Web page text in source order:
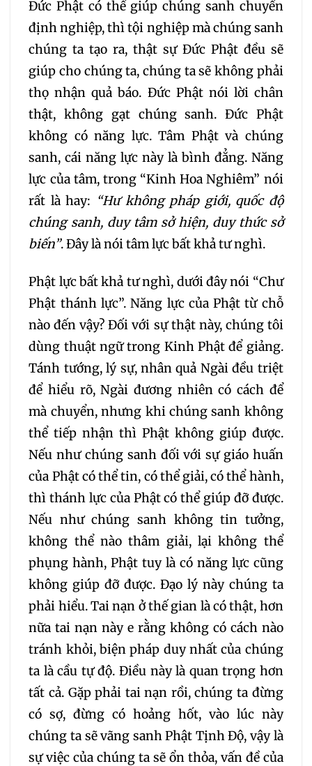
124 125 126 127
128 129 130 131
132 133 134 135
136 137 138 139
140 142 143
144 145 146 147
148 149 150 151
152 153 154 155
157 158 159
160 161 162 163
164 165 166 167
168 169 170 171
172 173 174 175
176 177 178 179
180 181 182 183
184 185 186 187
188 189 190 191
192 193 194 195
196 197 198 199
Đức Phật có thể giúp chúng sanh chuyển
định nghiệp, thì tội nghiệp mà chúng sanh
chúng ta tạo ra, thật sự Đức Phật đều sẽ
giúp cho chúng ta, chúng ta sẽ không phải
thọ nhận quả báo. Đức Phật nói lời chân
thật, không gạt chúng sanh. Đức Phật
không có năng lực. Tâm Phật và chúng
sanh, cái năng lực này là bình đẳng. Năng
lực của tâm, trong “Kinh Hoa Nghiêm” nói
rất là hay: “Hư không pháp giới, quốc độ
chúng sanh, duy tâm sở hiện, duy thức sở
biến”. Đây là nói tâm lực bất khả tư nghì.
Phật lực bất khả tư nghì, dưới đây nói “Chư
Phật thánh lực”. Năng lực của Phật từ chỗ
nào đến vậy? Đối với sự thật này, chúng tôi
dùng thuật ngữ trong Kinh Phật để giảng.
Tánh tướng, lý sự, nhân quả Ngài đều triệt
để hiểu rõ, Ngài đương nhiên có cách để
mà chuyển, nhưng khi chúng sanh không
thể tiếp nhận thì Phật không giúp được.
Nếu như chúng sanh đối với sự giáo huấn
của Phật có thể tin, có thể giải, có thể hành,
thì thánh lực của Phật có thể giúp đỡ được.
Nếu như chúng sanh không tin tưởng,
không thể nào thâm giải, lại không thể
phụng hành, Phật tuy là có năng lực cũng
không giúp đỡ được. Đạo lý này chúng ta
phải hiểu. Tai nạn ở thế gian là có thật, hơn
nữa tai nạn này e rằng không có cách nào
tránh khỏi, biện pháp duy nhất của chúng
ta là cầu tự độ. Điều này là quan trọng hơn
tất cả. Gặp phải tai nạn rồi, chúng ta đừng
có sợ, đừng có hoảng hốt, vào lúc này
chúng ta sẽ vãng sanh Phật Tịnh Độ, vậy là
sự việc của chúng ta sẽ ổn thỏa, vấn đề của